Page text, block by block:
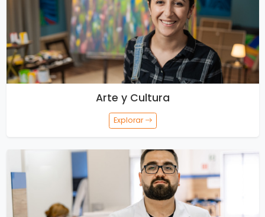
Arte y Cultura
Explorar